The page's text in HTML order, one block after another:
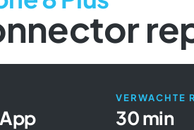
VERWACHTE
30 min